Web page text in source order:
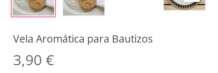
Vela Aromática para Bautizos
3,90 €